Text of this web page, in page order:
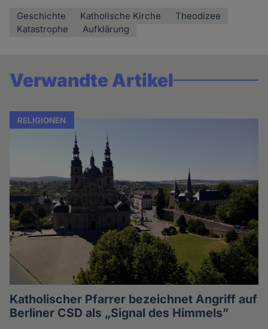
Geschichte Katholische Kirche
Theodizee
Katastrophe
Aufklärung
Verwandte Artikel
RELIGIONEN
Katholischer Pfarrer bezeichnet Angriff auf
Berliner CSD als „Signal des Himmels”